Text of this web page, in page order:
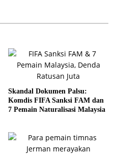
Skandal Dokumen Palsu:
Komdis FIFA Sanksi FAM dan
7 Pemain Naturalisasi Malaysia